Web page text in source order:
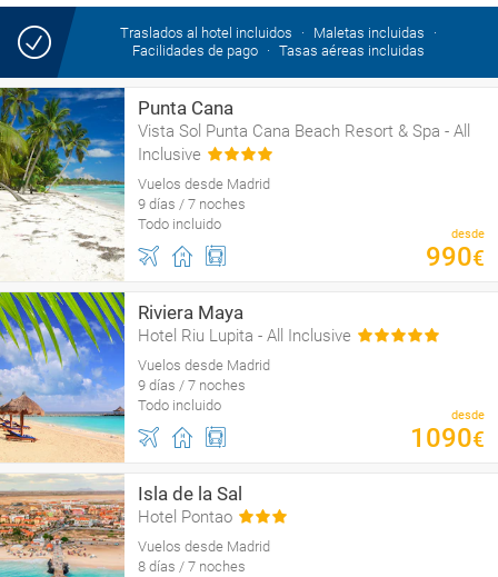
Traslados al hotel incluidos
Maletas incluidas
Facilidades de pago
Tasas aéreas incluidas
Punta Cana
Vista Sol Punta Cana Beach Resort & Spa - All
Inclusive
Vuelos desde Madrid
9 días / 7 noches
Todo incluido
desde
990€
Riviera Maya
Hotel Riu Lupita - All Inclusive
Vuelos desde Madrid
9 días / 7 noches
Todo incluido
desde
1090€
Isla de la Sal
Hotel Pontao
Vuelos desde Madrid
8 días / 7 noches